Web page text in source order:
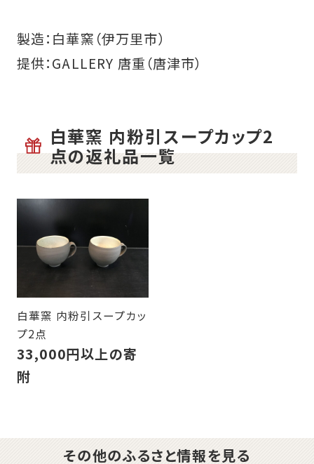
製造：白華窯（伊万里市）
提供：GALLERY 唐重（唐津市）
白華窯 内粉引スープカップ2
点の返礼品一覧
白華窯 内粉引スープカッ
プ2点
33,000円以上の寄
附
その他のふるさと情報を見る